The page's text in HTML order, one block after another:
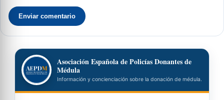
Enviar comentario
Asociación Española de Policías Donantes de
Médula
Información y concienciación sobre la donación de médula.